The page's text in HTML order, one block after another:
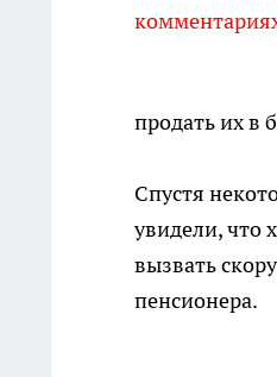
продать их в
Спустя
увидели, что
вызвать
пенсионера.